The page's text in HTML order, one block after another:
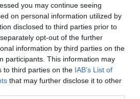
you may continue seeing
on personal information utilized by
disclosed to third parties prior to
opt-out of the further
information by third parties on the
participants. This information may
to third parties on the IAB’s List of
that may further disclose it to other